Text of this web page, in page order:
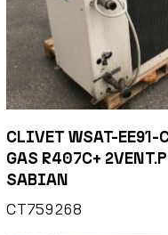
CLIVET WSAT-EE91-
GAS R407C+
SABIAN
CT759268